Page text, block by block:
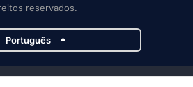
reservados.
Português